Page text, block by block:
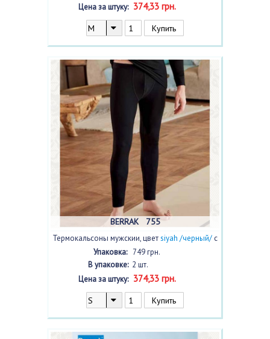
Цена за штуку:374,33 грн.
BERRAK 755
Термокальсоны мужскии, цветsiyah /черный/ с
фото, 2 шт.
Упаковка: 749 грн.
В упаковке:2 шт.
Цена за штуку:374,33 грн.